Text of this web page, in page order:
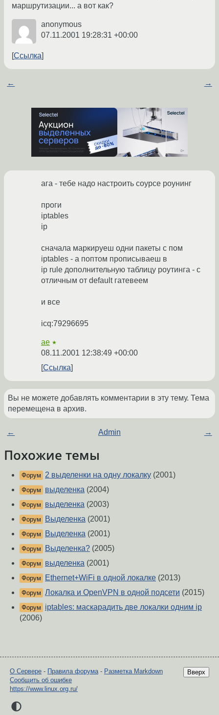
маршрутизации... а вот как?
anonymous
07.11.2001 19:28:31 +00:00
Ссылка
← →
ага - тебе надо настроить соурсе роунинг
проги
iptables
ip
сначала маркируеш одни пакеты с пом
iptables - а поптом прописываеш в
ip rule дополнительную таблицу роутинга - с
отличным от default гатевеем
и все
icq:79296695
ae ★
08.11.2001 12:38:49 +00:00
Ссылка
Вы не можете добавлять комментарии в эту тему. Тема
перемещена в архив.
← Admin →
Похожие темы
Форум 2 выделенки на одну локалку (2001)
Форум выделенка (2004)
Форум выделенка (2003)
Форум Выделенка (2001)
Форум Выделенка (2001)
Форум Выделенка? (2005)
Форум выделенка (2001)
Форум Ethernet+WiFi в одной локалке (2013)
Форум Локалка и OpenVPN в одной подсети (2015)
Форум
iptables: маскарадить две локалки одним ip
(2006)
Вверх
О Сервере - Правила форума- Разметка Markdown
Сообщить об ошибке
https://www.linux.org.ru/